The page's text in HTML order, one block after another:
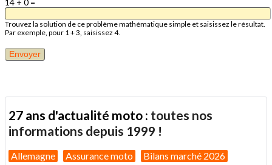
Trouvez la solution de ce problème mathématique simple et saisissez le résultat.
Par exemple, pour 1 + 3, saisissez 4.
27 ans d'actualité moto : toutes nos
informations depuis 1999 !
Allemagne Assurance moto Bilans marché 2026